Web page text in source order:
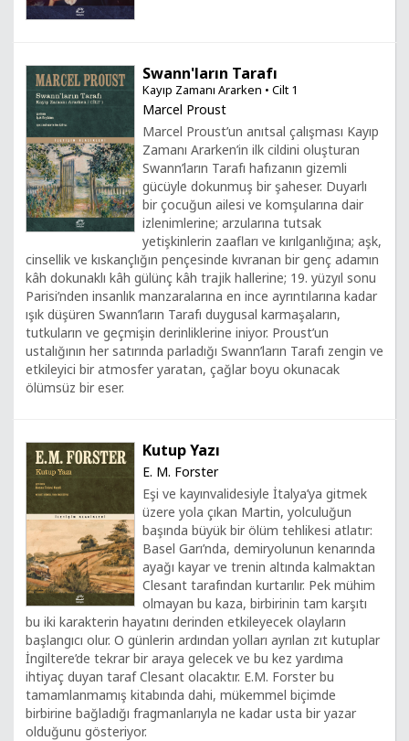
Swann'ların Tarafı
Kayıp Zamanı Ararken • Cilt 1
Marcel Proust
Marcel Proust’un anıtsal çalışması Kayıp
Zamanı Ararken’in ilk cildini oluşturan
Swann’ların Tarafı hafızanın gizemli
gücüyle dokunmuş bir şaheser. Duyarlı
bir çocuğun ailesi ve komşularına dair
izlenimlerine; arzularına tutsak
yetişkinlerin zaafları ve kırılganlığına; aşk,
cinsellik ve kıskançlığın pençesinde kıvranan bir genç adamın
kâh dokunaklı kâh gülünç kâh trajik hallerine; 19. yüzyıl sonu
Parisi’nden insanlık manzaralarına en ince ayrıntılarına kadar
ışık düşüren Swann’ların Tarafı duygusal karmaşaların,
tutkuların ve geçmişin derinliklerine iniyor. Proust’un
ustalığının her satırında parladığı Swann’ların Tarafı zengin ve
etkileyici bir atmosfer yaratan, çağlar boyu okunacak
ölümsüz bir eser.
Kutup Yazı
E. M. Forster
Eşi ve kayınvalidesiyle İtalya’ya gitmek
üzere yola çıkan Martin, yolculuğun
başında büyük bir ölüm tehlikesi atlatır:
Basel Garı’nda, demiryolunun kenarında
ayağı kayar ve trenin altında kalmaktan
Clesant tarafından kurtarılır. Pek mühim
olmayan bu kaza, birbirinin tam karşıtı
bu iki karakterin hayatını derinden etkileyecek olayların
başlangıcı olur. O günlerin ardından yolları ayrılan zıt kutuplar
İngiltere’de tekrar bir araya gelecek ve bu kez yardıma
ihtiyaç duyan taraf Clesant olacaktır. E.M. Forster bu
tamamlanmamış kitabında dahi, mükemmel biçimde
birbirine bağladığı fragmanlarıyla ne kadar usta bir yazar
olduğunu gösteriyor.